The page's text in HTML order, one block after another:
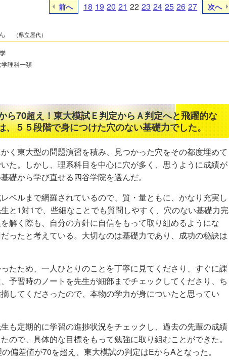
前へ 18 19 20 21 22 23 24 25 26 27 次へ
（県立屋代）
理科一類
ら70超え！東大模試Ｅ判定からＡ判定へと飛躍的な
、５５段階で身につけた穴のない基礎力でした。
く東大型の問題演習を積み、見つかった穴をその都度埋めて
た。しかし、理系科目を中心に穴が多く、思うように成績が
礎から学び直せる四谷学院を選んだ。
ベルまで網羅されているので、質・量ともに、かなり充実し
と1対1で、些細なことでも質問しやすく、穴のない基礎力完
解く際も、自分の方針に自信をもって取り組めるようにな
ったと考えている。大切なのは基礎力であり、成功の秘訣は
たため、一人ひとりのことを丁寧に見てくださり、すぐに課
予習時のノートを先生が細部までチェックしてくださり、ち
してくださったので、本物の学力が身についたと思ってい
も定期的に学習の進捗状況をチェックし、過去の先輩の成績
ので、具体的な目標をもって勉強に取り組むことができた。
偏差値が70を超え、東大模試の判定はEからAとなった。